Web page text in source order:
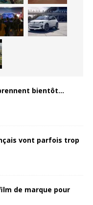
bientôt…
vont parfois trop
de marque pour